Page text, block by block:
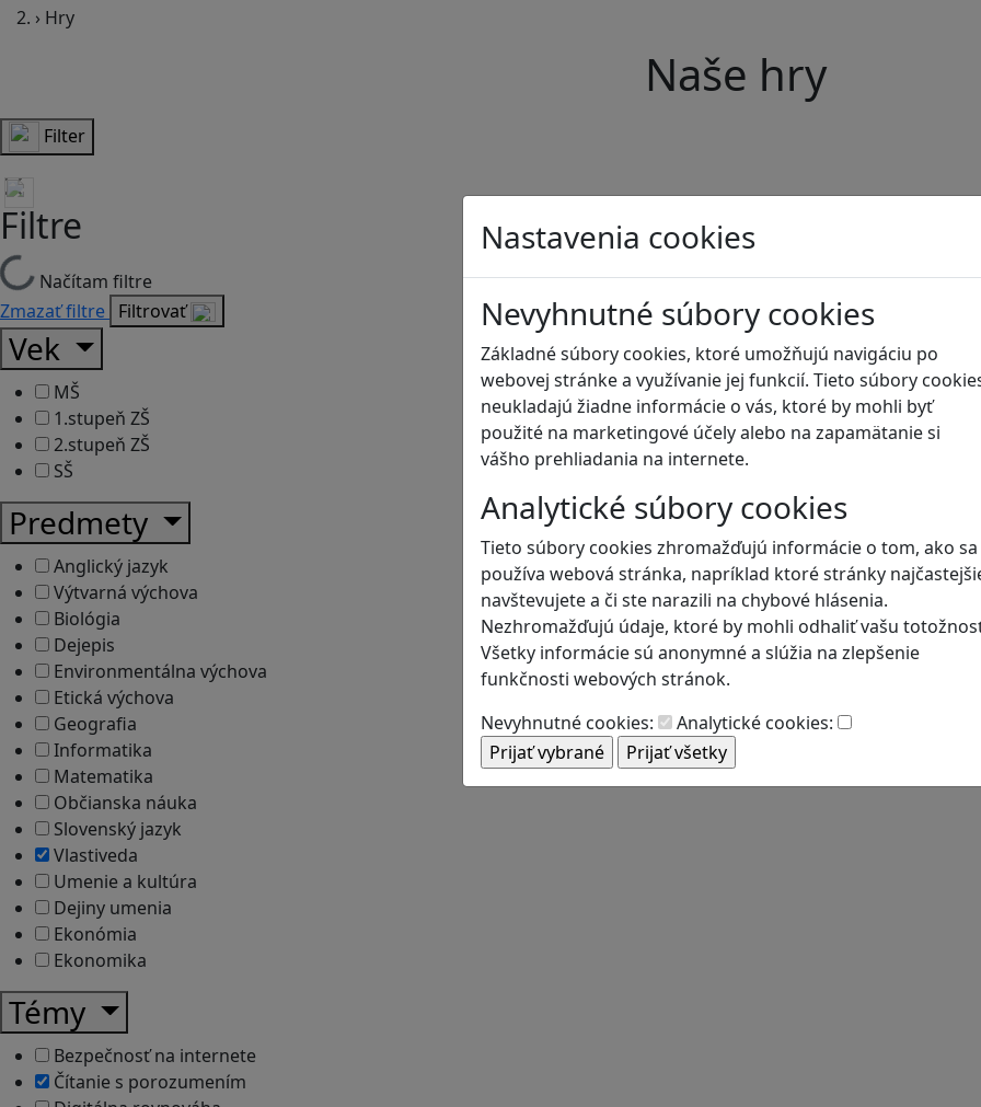
Nastavenia cookies
Nevyhnutné súbory cookies
Základné súbory cookies, ktoré umožňujú navigáciu po
webovej stránke a využívanie jej funkcií. Tieto súbory
neukladajú žiadne informácie o vás, ktoré by mohli byť
použité na marketingové účely alebo na zapamätanie si
vášho prehliadania na internete.
Analytické súbory cookies
Tieto súbory cookies zhromažďujú informácie o tom, ako sa
používa webová stránka, napríklad ktoré stránky
navštevujete a či ste narazili na chybové hlásenia.
Nezhromažďujú údaje, ktoré by mohli odhaliť vašu
Všetky informácie sú anonymné a slúžia na zlepšenie
funkčnosti webových stránok.
Nevyhnutné cookies:
Analytické cookies:
› Hry
Naše hry
Filter
Filtre
Načítam filtre
Zmazať filtre Filtrovať
Vek
MŠ
1.stupeň ZŠ
2.stupeň ZŠ
SŠ
Predmety
Anglický jazyk
Výtvarná výchova
Biológia
Dejepis
Environmentálna výchova
Etická výchova
Geografia
Informatika
Matematika
Občianska náuka
Slovenský jazyk
Vlastiveda
Umenie a kultúra
Dejiny umenia
Ekonómia
Ekonomika
Témy
Bezpečnosť na internete
Čítanie s porozumením